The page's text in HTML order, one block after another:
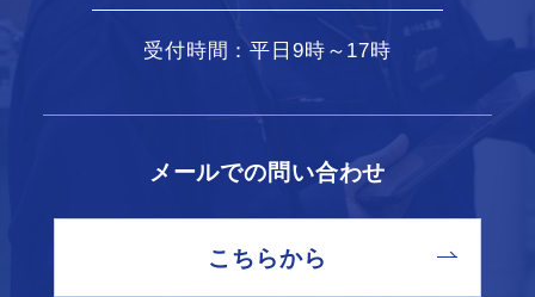
受付時間：平日9時～17時
メールでの問い合わせ
こちらから